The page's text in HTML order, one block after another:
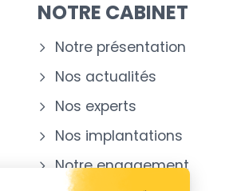
NOTRE CABINET
Notre présentation
Nos actualités
Nos experts
Nos implantations
Notre engagement